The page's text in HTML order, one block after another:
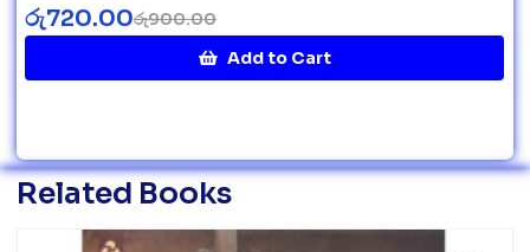
රු900.00
රු720.00
Add to Cart
Related Books